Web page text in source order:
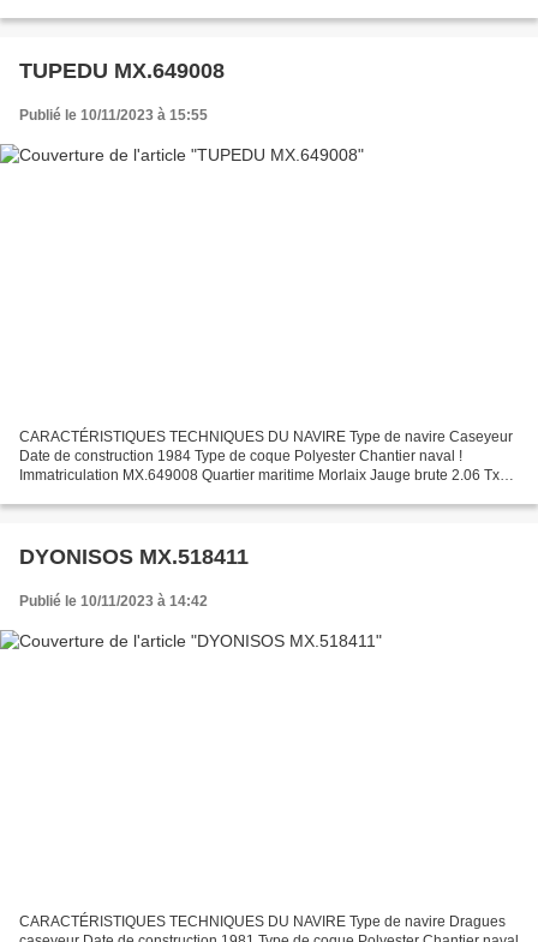
TUPEDU MX.649008
Publié le 10/11/2023 à 15:55
CARACTÉRISTIQUES TECHNIQUES DU NAVIRE Type de navire Caseyeur
Date de construction 1984 Type de coque Polyester Chantier naval !
Immatriculation MX.649008 Quartier maritime Morlaix Jauge brute 2.06 Tx
DYONISOS MX.518411
Publié le 10/11/2023 à 14:42
CARACTÉRISTIQUES TECHNIQUES DU NAVIRE Type de navire Dragues